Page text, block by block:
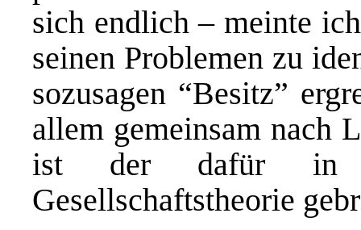
sich endlich – meinte
seinen Problemen zu
sozusagen “Besitz”
allem gemeinsam nach
ist der dafür in
Gesellschaftstheorie